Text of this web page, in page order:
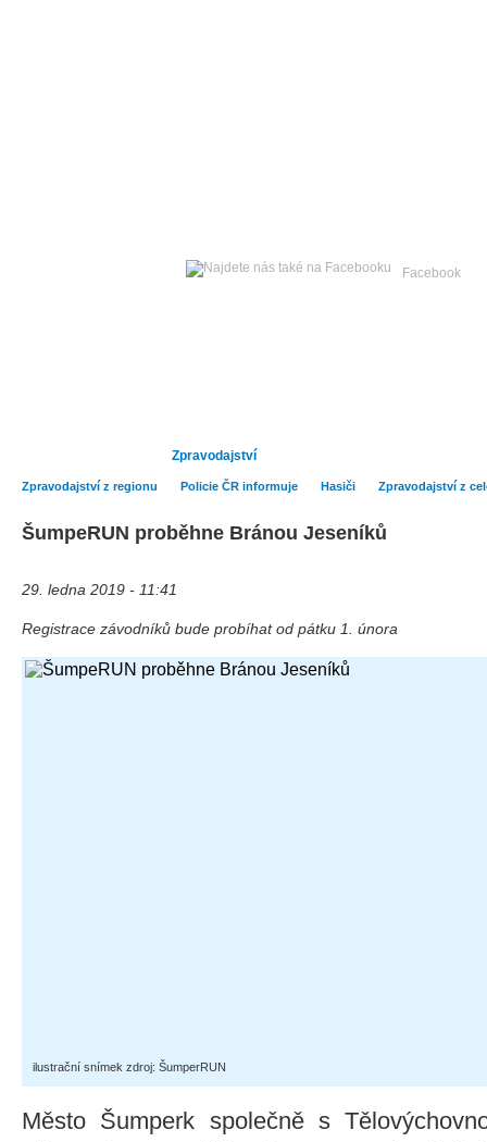
Facebook
Zpravodajství
Zpravodajství z regionu Policie ČR informuje Hasiči Zpravodajství z
ŠumpeRUN proběhne Bránou Jeseníků
29. ledna 2019 - 11:41
Registrace závodníků bude probíhat od pátku 1. února
ilustrační snímek zdroj: ŠumperRUN
Město Šumperk společně s